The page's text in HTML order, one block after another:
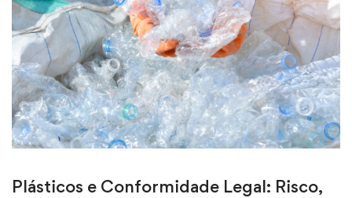
Plásticos e Conformidade Legal: Risco,